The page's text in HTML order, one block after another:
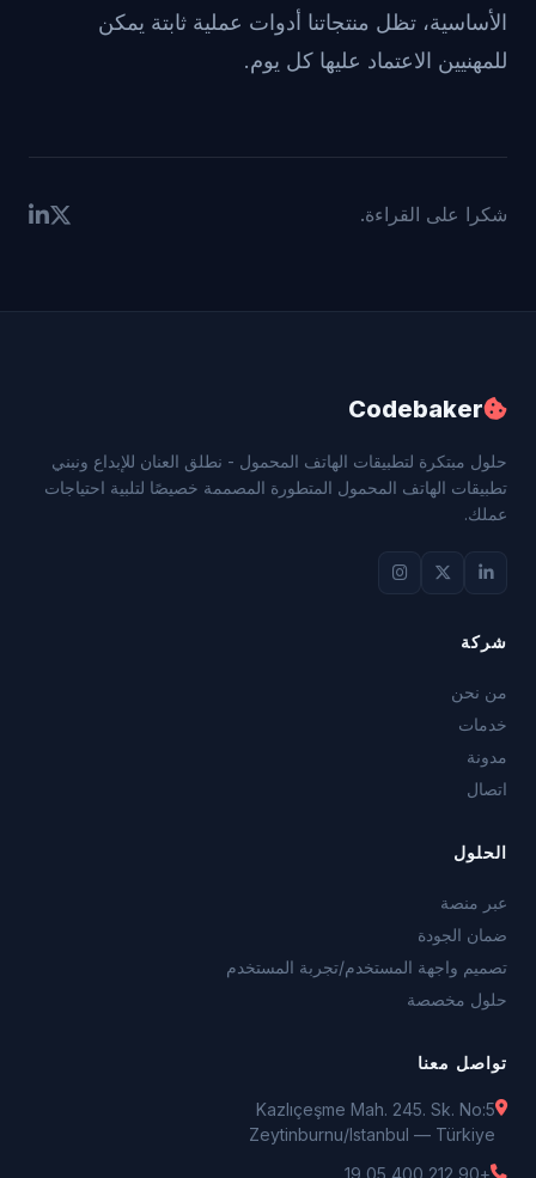
الأساسية، تظل منتجاتنا أدوات عملية ثابتة يمكن
للمهنيين الاعتماد عليها كل يوم.
شكرا على القراءة.
Codebaker
حلول مبتكرة لتطبيقات الهاتف المحمول - نطلق العنان للإبداع ونبني
تطبيقات الهاتف المحمول المتطورة المصممة خصيصًا لتلبية احتياجات
عملك.
شركة
من نحن
خدمات
مدونة
اتصال
الحلول
عبر منصة
ضمان الجودة
تصميم واجهة المستخدم/تجربة المستخدم
حلول مخصصة
تواصل معنا
Kazlıçeşme Mah. 245. Sk. No:5
Zeytinburnu/Istanbul — Türkiye
+90 212 400 05 19